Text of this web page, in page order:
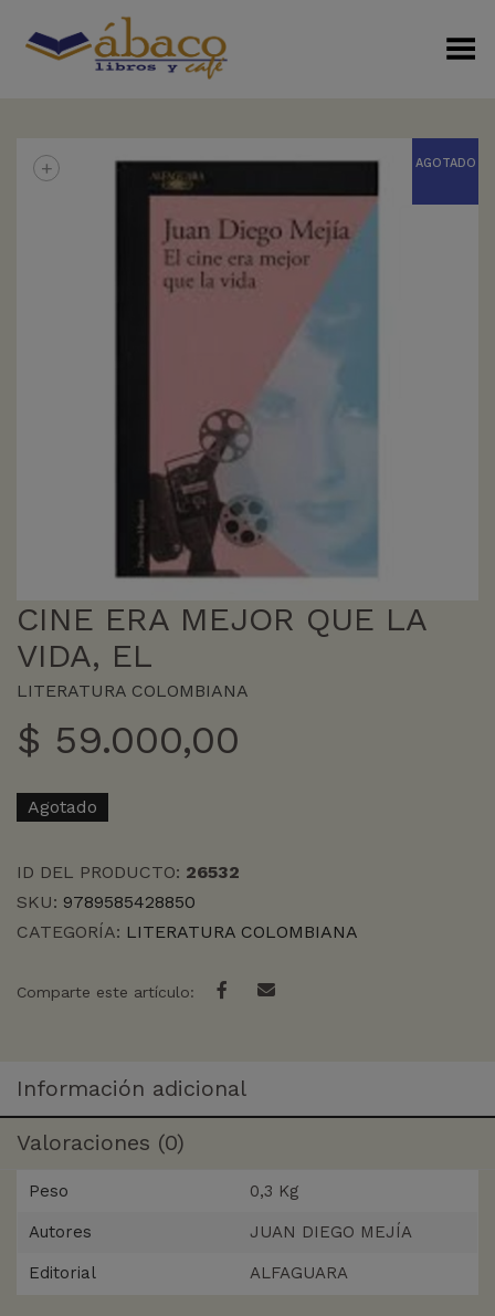
Menú Alterno
AGOTADO
+
CINE ERA MEJOR QUE LA
VIDA, EL
LITERATURA COLOMBIANA
$ 59.000,00
Agotado
ID DEL PRODUCTO: 26532
SKU: 9789585428850
CATEGORÍA: LITERATURA COLOMBIANA
Comparte este artículo:
Información adicional
Valoraciones (0)
Peso 0,3 Kg
Autores JUAN DIEGO MEJÍA
Editorial ALFAGUARA